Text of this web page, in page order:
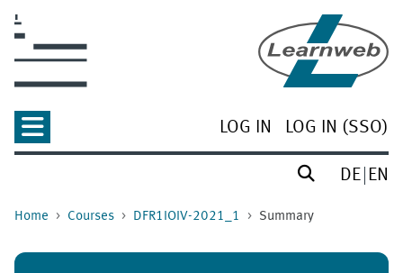
LOG IN LOG IN (SSO)
DE EN
Home Courses DFR1IOIV-2021_1 Summary